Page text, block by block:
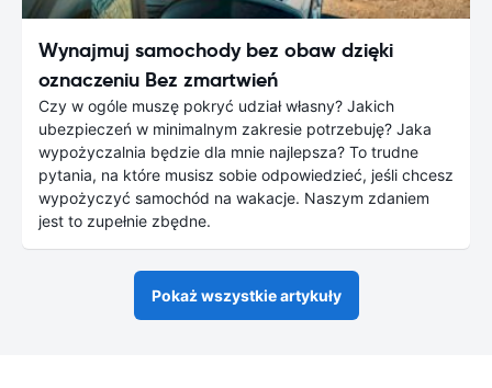
Wynajmuj samochody bez obaw dzięki
oznaczeniu Bez zmartwień
Czy w ogóle muszę pokryć udział własny? Jakich
ubezpieczeń w minimalnym zakresie potrzebuję? Jaka
wypożyczalnia będzie dla mnie najlepsza? To trudne
pytania, na które musisz sobie odpowiedzieć, jeśli chcesz
wypożyczyć samochód na wakacje. Naszym zdaniem
jest to zupełnie zbędne.
Pokaż wszystkie artykuły